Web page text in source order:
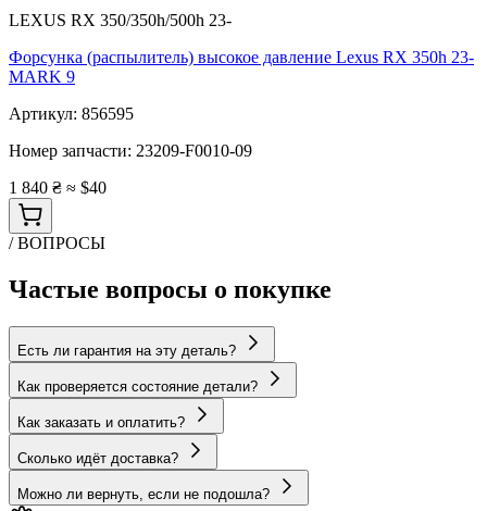
LEXUS RX 350/350h/500h 23-
Форсунка (распылитель) высокое давление Lexus RX 350h 23-
MARK 9
Артикул: 856595
Номер запчасти: 23209-F0010-09
1 840 ₴ ≈ $40
/ ВОПРОСЫ
Частые вопросы о покупке
Есть ли гарантия на эту деталь?
Как проверяется состояние детали?
Как заказать и оплатить?
Сколько идёт доставка?
Можно ли вернуть, если не подошла?